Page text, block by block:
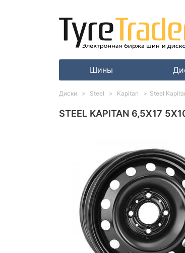
Шины
STEEL KAPITAN 6,5X17
Диски Steel Kapitan Steel